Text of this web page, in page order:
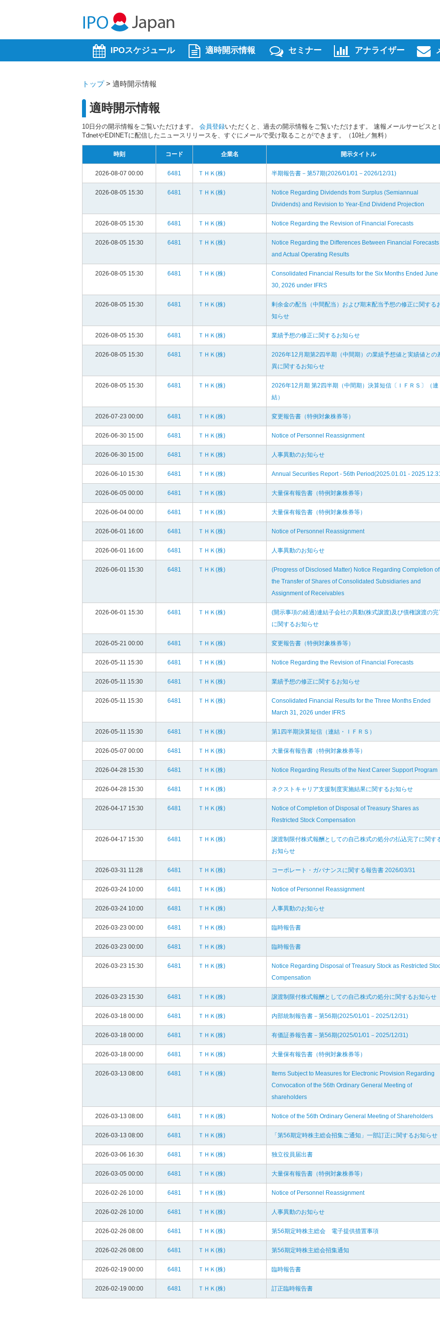
IPOスケジュール 適時開示情報 セミナー アナライザー
トップ> 適時開示情報
適時開示情報
10日分の開示情報をご覧いただけます。 会員登録いただくと、過去の開示情報をご覧いただけます。 速報メールサービスと
TdnetやEDINETに配信したニュースリリースを、すぐにメールで受け取ることができます。（10社／無料）
時刻 コード 企業名 開示タイトル
2026-08-07 00:00 6481 ＴＨＫ(株) 半期報告書－第57期(2026/01/01－2026/12/31)
2026-08-05 15:30 6481 ＴＨＫ(株)
Notice Regarding Dividends from Surplus (Semiannual
Dividends) and Revision to Year-End Dividend Projection
2026-08-05 15:30 6481 ＴＨＫ(株) Notice Regarding the Revision of Financial Forecasts
2026-08-05 15:30 6481 ＴＨＫ(株)
Notice Regarding the Differences Between Financial Forecasts
and Actual Operating Results
2026-08-05 15:30 6481 ＴＨＫ(株)
Consolidated Financial Results for the Six Months Ended June
30, 2026 under IFRS
2026-08-05 15:30 6481 ＴＨＫ(株)
剰余金の配当（中間配当）および期末配当予想の修正に関する
知らせ
2026-08-05 15:30 6481 ＴＨＫ(株) 業績予想の修正に関するお知らせ
2026-08-05 15:30 6481 ＴＨＫ(株)
2026年12月期第2四半期（中間期）の業績予想値と実績値との
異に関するお知らせ
2026-08-05 15:30 6481 ＴＨＫ(株)
2026年12月期 第2四半期（中間期）決算短信〔ＩＦＲＳ〕（連
結）
2026-07-23 00:00 6481 ＴＨＫ(株) 変更報告書（特例対象株券等）
2026-06-30 15:00 6481 ＴＨＫ(株) Notice of Personnel Reassignment
2026-06-30 15:00 6481 ＴＨＫ(株) 人事異動のお知らせ
2026-06-10 15:30 6481 ＴＨＫ(株) Annual Securities Report - 56th Period(2025.01.01 -
2026-06-05 00:00 6481 ＴＨＫ(株) 大量保有報告書（特例対象株券等）
2026-06-04 00:00 6481 ＴＨＫ(株) 大量保有報告書（特例対象株券等）
2026-06-01 16:00 6481 ＴＨＫ(株) Notice of Personnel Reassignment
2026-06-01 16:00 6481 ＴＨＫ(株) 人事異動のお知らせ
2026-06-01 15:30 6481 ＴＨＫ(株)
(Progress of Disclosed Matter) Notice Regarding Completion of
the Transfer of Shares of Consolidated Subsidiaries and
Assignment of Receivables
2026-06-01 15:30 6481 ＴＨＫ(株)
(開示事項の経過)連結子会社の異動(株式譲渡)及び債権譲渡の完
に関するお知らせ
2026-05-21 00:00 6481 ＴＨＫ(株) 変更報告書（特例対象株券等）
2026-05-11 15:30 6481 ＴＨＫ(株) Notice Regarding the Revision of Financial Forecasts
2026-05-11 15:30 6481 ＴＨＫ(株) 業績予想の修正に関するお知らせ
2026-05-11 15:30 6481 ＴＨＫ(株)
Consolidated Financial Results for the Three Months Ended
March 31, 2026 under IFRS
2026-05-11 15:30 6481 ＴＨＫ(株) 第1四半期決算短信（連結・ＩＦＲＳ）
2026-05-07 00:00 6481 ＴＨＫ(株) 大量保有報告書（特例対象株券等）
2026-04-28 15:30 6481 ＴＨＫ(株) Notice Regarding Results of the Next Career Support Program
2026-04-28 15:30 6481 ＴＨＫ(株) ネクストキャリア支援制度実施結果に関するお知らせ
2026-04-17 15:30 6481 ＴＨＫ(株)
Notice of Completion of Disposal of Treasury Shares as
Restricted Stock Compensation
2026-04-17 15:30 6481 ＴＨＫ(株)
譲渡制限付株式報酬としての自己株式の処分の払込完了に関す
お知らせ
2026-03-31 11:28 6481 ＴＨＫ(株) コーポレート・ガバナンスに関する報告書 2026/03/31
2026-03-24 10:00 6481 ＴＨＫ(株) Notice of Personnel Reassignment
2026-03-24 10:00 6481 ＴＨＫ(株) 人事異動のお知らせ
2026-03-23 00:00 6481 ＴＨＫ(株) 臨時報告書
2026-03-23 00:00 6481 ＴＨＫ(株) 臨時報告書
2026-03-23 15:30 6481 ＴＨＫ(株)
Notice Regarding Disposal of Treasury Stock as Restricted
Compensation
2026-03-23 15:30 6481 ＴＨＫ(株) 譲渡制限付株式報酬としての自己株式の処分に関するお知らせ
2026-03-18 00:00 6481 ＴＨＫ(株) 内部統制報告書－第56期(2025/01/01－2025/12/31)
2026-03-18 00:00 6481 ＴＨＫ(株) 有価証券報告書－第56期(2025/01/01－2025/12/31)
2026-03-18 00:00 6481 ＴＨＫ(株) 大量保有報告書（特例対象株券等）
2026-03-13 08:00 6481 ＴＨＫ(株)
Items Subject to Measures for Electronic Provision Regarding
Convocation of the 56th Ordinary General Meeting of
shareholders
2026-03-13 08:00 6481 ＴＨＫ(株) Notice of the 56th Ordinary General Meeting of Shareholders
2026-03-13 08:00 6481 ＴＨＫ(株) 「第56期定時株主総会招集ご通知」一部訂正に関するお知らせ
2026-03-06 16:30 6481 ＴＨＫ(株) 独立役員届出書
2026-03-05 00:00 6481 ＴＨＫ(株) 大量保有報告書（特例対象株券等）
2026-02-26 10:00 6481 ＴＨＫ(株) Notice of Personnel Reassignment
2026-02-26 10:00 6481 ＴＨＫ(株) 人事異動のお知らせ
2026-02-26 08:00 6481 ＴＨＫ(株) 第56期定時株主総会 電子提供措置事項
2026-02-26 08:00 6481 ＴＨＫ(株) 第56期定時株主総会招集通知
2026-02-19 00:00 6481 ＴＨＫ(株) 臨時報告書
2026-02-19 00:00 6481 ＴＨＫ(株) 訂正臨時報告書